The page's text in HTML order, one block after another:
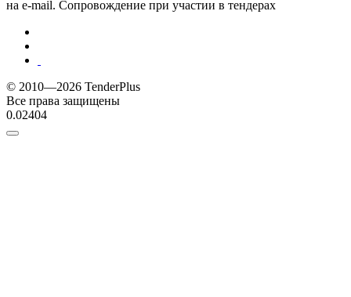
на e-mail. Сопровождение при участии в тендерах
© 2010—2026 TenderPlus
Все права защищены
0.02404